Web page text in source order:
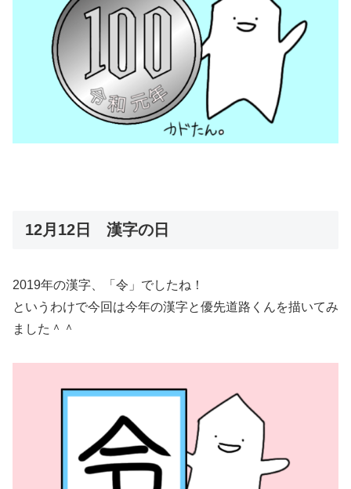
12月12日 漢字の日
2019年の漢字、「令」でしたね！
というわけで今回は今年の漢字と優先道路くんを描いてみ
ました＾＾